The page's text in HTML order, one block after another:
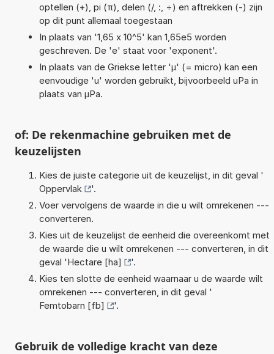
optellen (+), pi (π), delen (/, :, ÷) en aftrekken (-) zijn
op dit punt allemaal toegestaan
In plaats van '1,65 x 10^5' kan 1,65e5 worden
geschreven. De 'e' staat voor 'exponent'.
In plaats van de Griekse letter 'µ' (= micro) kan een
eenvoudige 'u' worden gebruikt, bijvoorbeeld uPa in
plaats van µPa.
of: De rekenmachine gebruiken met de
keuzelijsten
Kies de juiste categorie uit de keuzelijst, in dit geval '
Oppervlak
'.
Voer vervolgens de waarde in die u wilt omrekenen ---
converteren.
Kies uit de keuzelijst de eenheid die overeenkomt met
de waarde die u wilt omrekenen --- converteren, in dit
geval 'Hectare [ha]
'.
Kies ten slotte de eenheid waarnaar u de waarde wilt
omrekenen --- converteren, in dit geval '
Femtobarn [fb]
'.
Gebruik de volledige kracht van deze